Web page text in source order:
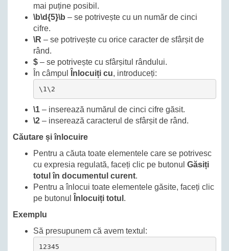
mai puține posibil.
\b\d{5}\b – se potrivește cu un număr de cinci
cifre.
\R – se potrivește cu orice caracter de sfârșit de
rând.
$ – se potrivește cu sfârșitul rândului.
În câmpul
Înlocuiți cu, introduceți:
\1\2
\1 – inserează numărul de cinci cifre găsit.
\2 – inserează caracterul de sfârșit de rând.
Căutare și înlocuire
Pentru a căuta toate elementele care se potrivesc
cu expresia regulată, faceți clic pe butonul Găsiți
totul în documentul curent.
Pentru a înlocui toate elementele găsite, faceți clic
pe butonul
Înlocuiți totul .
Exemplu
Să presupunem că avem textul:
12345